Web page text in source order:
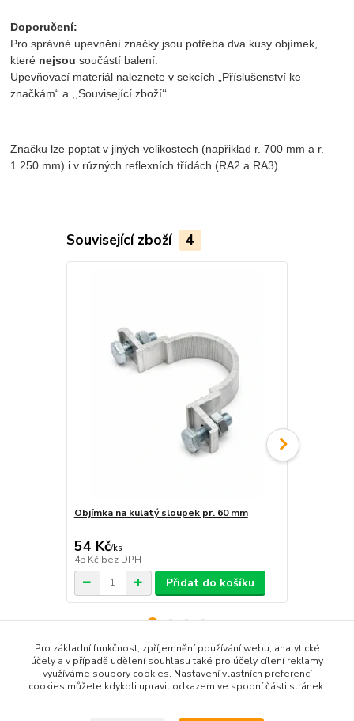
Doporučení:
Pro správné upevnění značky jsou potřeba dva kusy objímek,
které nejsou součástí balení.
Upevňovací materiál naleznete v sekcích „Příslušenství ke
značkám“ a ,,Související zboží‘‘.
Značku lze poptat v jiných velikostech (napřiklad r. 700 mm a r.
1 250 mm) i v různých reflexních třídách (RA2 a RA3).
Související zboží 4
Objímka na kulatý sloupek pr. 60 mm
54 Kč/ks
45 Kč bez DPH
Přidat do košíku
Zboží zařazeno v kategoriích
Pro základní funkčnost, zpříjemnění používání webu, analytické
účely a v případě udělení souhlasu také pro účely cílení reklamy
využíváme soubory cookies. Nastavení vlastních preferencí
cookies můžete kdykoli upravit odkazem ve spodní části stránek.